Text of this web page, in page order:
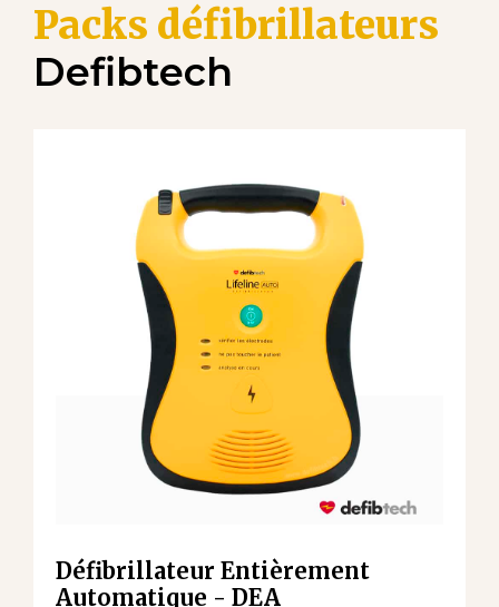
Packs défibrillateurs
Defibtech
Défibrillateur Entièrement
Automatique - DEA